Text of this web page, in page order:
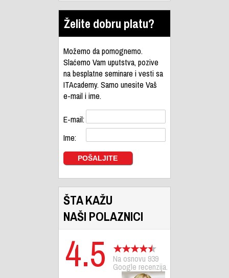
Želite dobru platu?
Možemo da pomognemo.
Slaćemo Vam uputstva, pozive
na besplatne seminare i vesti sa
ITAcademy. Samo unesite Vaš
e-mail i ime.
E-mail:
Ime:
ŠTA KAŽU
NAŠI POLAZNICI
4.5 Na osnovu 939
Google recenzija.